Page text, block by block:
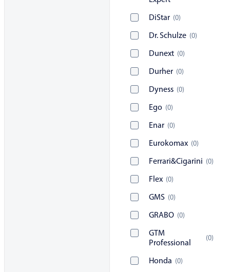
DiStar (0)
Dr. Schulze (0)
Dunext (0)
Durher (0)
Dyness (0)
Ego (0)
Enar (0)
Eurokomax (0)
Ferrari&Cigarini (0)
Flex (0)
GMS (0)
GRABO (0)
GTM
Professional
(0)
Honda (0)